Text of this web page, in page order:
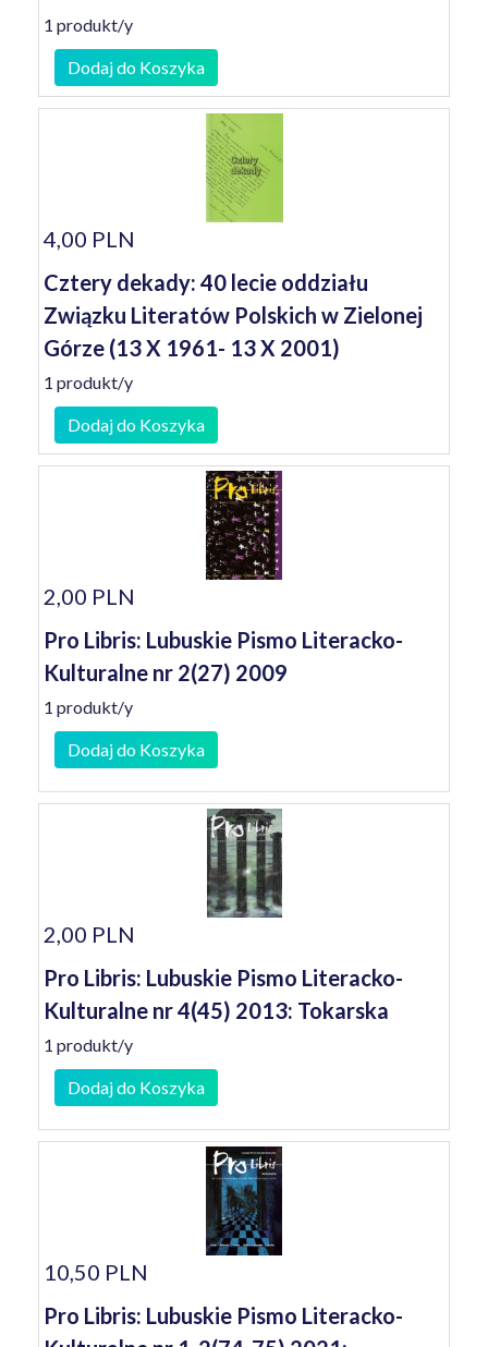
1 produkt/y
Dodaj do Koszyka
4,00 PLN
Cztery dekady: 40 lecie oddziału
Związku Literatów Polskich w Zielonej
Górze (13 X 1961- 13 X 2001)
1 produkt/y
Dodaj do Koszyka
2,00 PLN
Pro Libris: Lubuskie Pismo Literacko-
Kulturalne nr 2(27) 2009
1 produkt/y
Dodaj do Koszyka
2,00 PLN
Pro Libris: Lubuskie Pismo Literacko-
Kulturalne nr 4(45) 2013: Tokarska
1 produkt/y
Dodaj do Koszyka
10,50 PLN
Pro Libris: Lubuskie Pismo Literacko-